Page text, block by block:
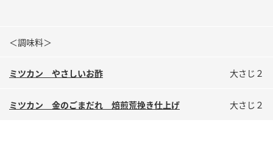
＜調味料＞
ミツカン やさしいお酢 大さじ２
ミツカン 金のごまだれ 焙煎荒挽き仕上げ 大さじ２